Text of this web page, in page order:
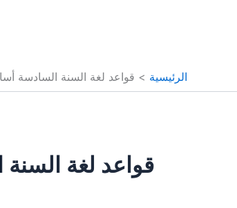
الرئيسية قواعد لغة السنة السادسة
قواعد لغة